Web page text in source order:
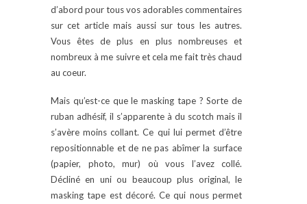
d’abord pour tous vos adorables commentaires
sur cet article mais aussi sur tous les autres.
Vous êtes de plus en plus nombreuses et
nombreux à me suivre et cela me fait très chaud
au coeur.
Mais qu’est-ce que le masking tape ? Sorte de
ruban adhésif, il s’apparente à du scotch mais il
s’avère moins collant. Ce qui lui permet d’être
repositionnable et de ne pas abîmer la surface
(papier, photo, mur) où vous l’avez collé.
Décliné en uni ou beaucoup plus original, le
masking tape est décoré. Ce qui nous permet